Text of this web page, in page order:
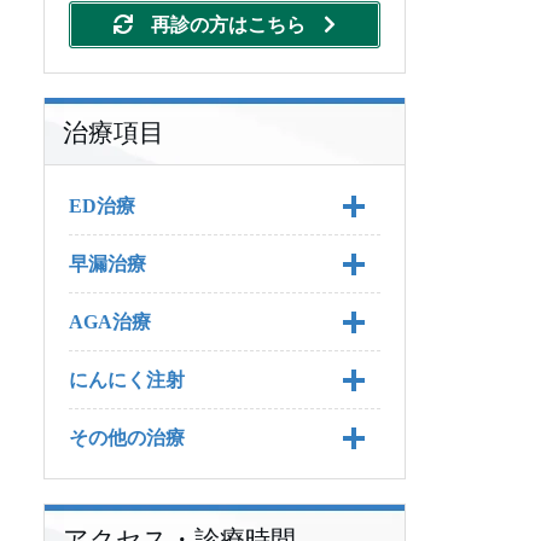
再診の方はこちら
治療項目
ED治療
ED治療 TOP
ED治療の料金
バイアグラ
バイアグラの基礎知識
バイアグラジェネリック
（シルデナフィル錠）につ
早漏治療
早漏治療 TOP
早漏治療の料金
プリリジー
AGA治療
AGA治療 TOP
AGA治療の料金
にんにく注射
にんにく注射 TOP
その他の治療